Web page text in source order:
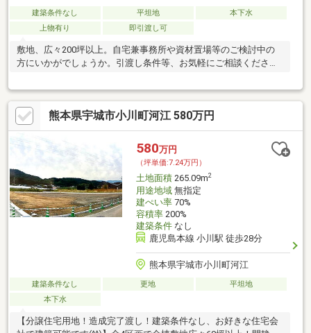
建築条件なし 平坦地
本下水
上物有り
即引渡し可
敷地、広々200坪以上。自宅兼事務所や資材置場等のご検討中の
方にいかがでしょうか。引渡し条件等、お気軽にご相談くださ
熊本県宇城市小川町河江 580万円
580万円
（坪単価:7.24万円）
土地面積265.09m2
用途地域無指定
建ぺい率70%
容積率200%
建築条件なし
鹿児島本線 小川駅 徒歩28分
熊本県宇城市小川町河江
建築条件なし 更地
平坦地
本下水
【分譲住宅用地！造成完了渡し！建築条件なし、お好きな住宅会